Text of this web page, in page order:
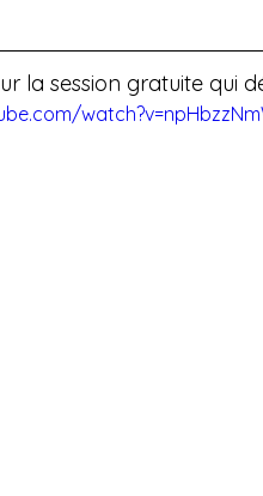
la session gratuite qui